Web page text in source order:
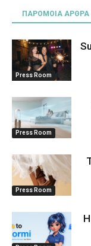
ΠΑΡΟΜΟΙΑ ΑΡΘΡΑ
Press Room
Press Room
Press Room